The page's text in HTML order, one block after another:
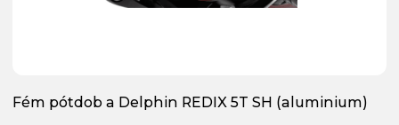
Fém pótdob a Delphin REDIX 5T SH (aluminium)